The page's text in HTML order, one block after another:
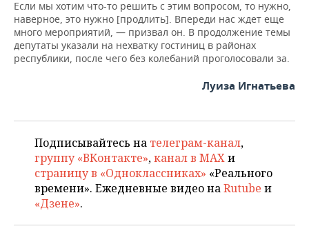
Если мы хотим что-то решить с этим вопросом, то нужно,
наверное, это нужно [продлить]. Впереди нас ждет еще
много мероприятий, — призвал он. В продолжение темы
депутаты указали на нехватку гостиниц в районах
республики, после чего без колебаний проголосовали за.
Луиза Игнатьева
Подписывайтесь на телеграм-канал,
группу «ВКонтакте»,канал в MAXи
страницу в «Одноклассниках» «Реального
времени». Ежедневные видео наRutube и
«Дзене».